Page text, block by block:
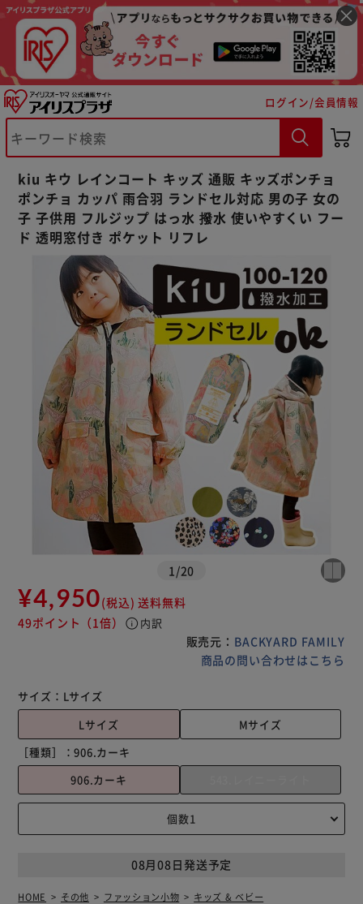
ログイン/会員情報
kiu キウ レインコート キッズ 通販 キッズポンチョ
ポンチョ カッパ 雨合羽 ランドセル対応 男の子 女の
子 子供用 フルジップ はっ水 撥水 使いやすくい フー
ド 透明窓付き ポケット リフレ
1 /20
¥4,950(税込) 送料無料
49ポイント （1倍） info 内訳
販売元： BACKYARD FAMILY
商品の問い合わせはこちら
サイズ： Lサイズ
Lサイズ
Mサイズ
［種類］：906.カーキ
906.カーキ
08月08日発送予定
HOME その他 ファッション小物
キッズ & ベビー
※ご確認ください
カートに入れる 購入手続きへ